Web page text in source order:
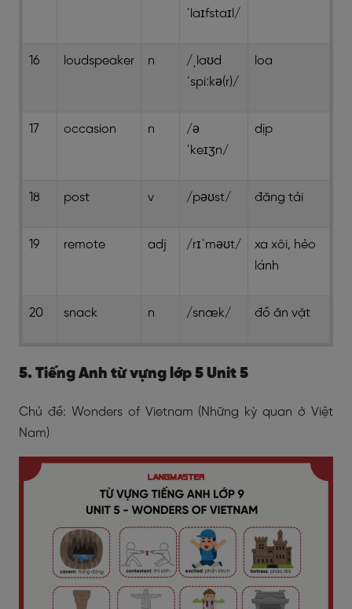
ˈlaɪfstaɪl/
16 loudspeaker n
/ˌlaʊd
ˈspiːkə(r)/
loa
17 occasion n
/ə
ˈkeɪʒn/
dịp
18 post v /pəʊst/ đăng tải
19 remote adj /rɪˈməʊt/
xa xôi, hẻo
lánh
20 snack n /snæk/ đồ ăn vặt
5. Tiếng Anh từ vựng lớp 5 Unit 5
Chủ đề: Wonders of Vietnam (Những kỳ quan ở Việt
Nam)